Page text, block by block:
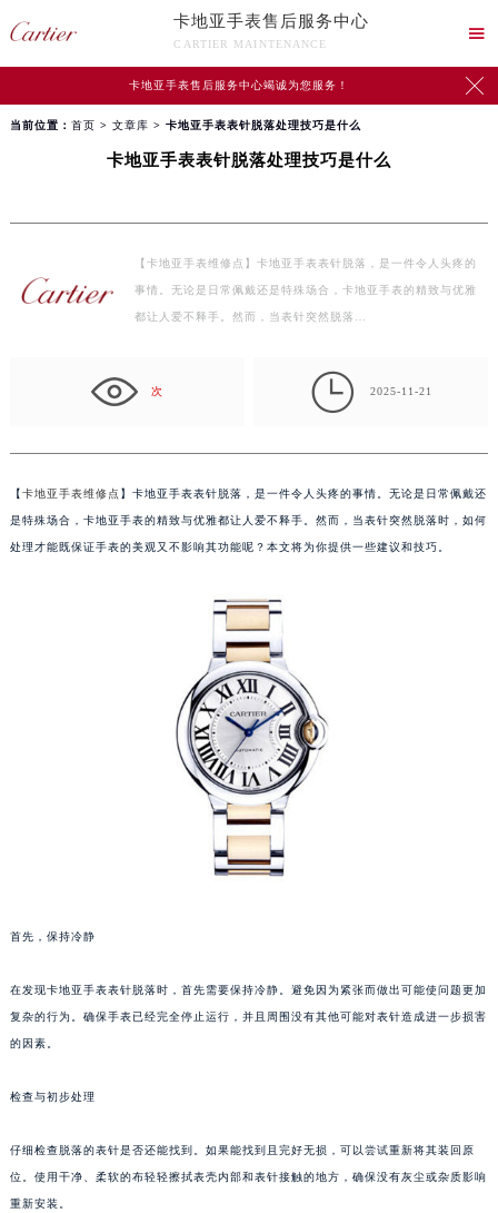
卡地亚手表售后服务中心
CARTIER MAINTENANCE

卡地亚手表售后服务中心竭诚为您服务！ 
当前位置： 首页 > 文章库 > 卡地亚手表表针脱落处理技巧是什么
卡地亚手表表针脱落处理技巧是什么
【卡地亚手表维修点】卡地亚手表表针脱落，是一件令人头疼的
事情。无论是日常佩戴还是特殊场合，卡地亚手表的精致与优雅
都让人爱不释手。然而，当表针突然脱落…
次  2025-11-21
【卡地亚手表维修点 】卡地亚手表表针脱落，是一件令人头疼的事情。无论是日常佩戴还
是特殊场合，卡地亚手表的精致与优雅都让人爱不释手。然而，当表针突然脱落时，如何
处理才能既保证手表的美观又不影响其功能呢？本文将为你提供一些建议和技巧。
首先，保持冷静
在发现卡地亚手表表针脱落时，首先需要保持冷静。避免因为紧张而做出可能使问题更加
复杂的行为。确保手表已经完全停止运行，并且周围没有其他可能对表针造成进一步损害
的因素。
检查与初步处理
仔细检查脱落的表针是否还能找到。如果能找到且完好无损，可以尝试重新将其装回原
位。使用干净、柔软的布轻轻擦拭表壳内部和表针接触的地方，确保没有灰尘或杂质影响
重新安装。